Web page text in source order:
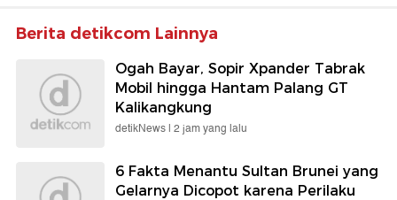
Berita detikcom Lainnya
Ogah Bayar, Sopir Xpander Tabrak
Mobil hingga Hantam Palang GT
Kalikangkung
detikNews | 2 jam yang lalu
6 Fakta Menantu Sultan Brunei yang
Gelarnya Dicopot karena Perilaku